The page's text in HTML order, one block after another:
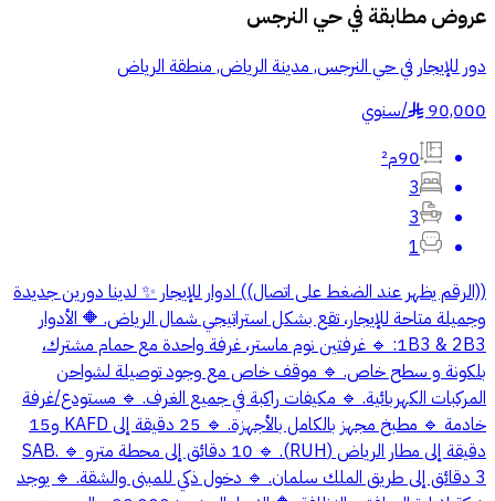
عروض مطابقة فيحي النرجس
دور للإيجار في حي النرجس, مدينة الرياض, منطقة الرياض
90,000
§
/سنوي
90م²
3
3
1
((الرقم يظهر عند الضغط على اتصال)) ادوار للإيجار ✨ لدينا دورين جديدة
وجميلة متاحة للإيجار، تقع بشكل استراتيجي شمال الرياض. 🔶 الأدوار
1B3 & 2B3: 🔹 غرفتين نوم ماستر، غرفة واحدة مع حمام مشترك،
بلكونة و سطح خاص. 🔹 موقف خاص مع وجود توصيلة لشواحن
المركبات الكهربائية. 🔹 مكيفات راكبة في جميع الغرف. 🔹 مستودع/غرفة
خادمة 🔹 مطبخ مجهز بالكامل بالأجهزة. 🔹 25 دقيقة إلى KAFD و15
دقيقة إلى مطار الرياض (RUH). 🔹 10 دقائق إلى محطة مترو SAB. 🔹
3 دقائق إلى طريق الملك سلمان. 🔹 دخول ذكي للمبنى والشقة. 🔹 يوجد